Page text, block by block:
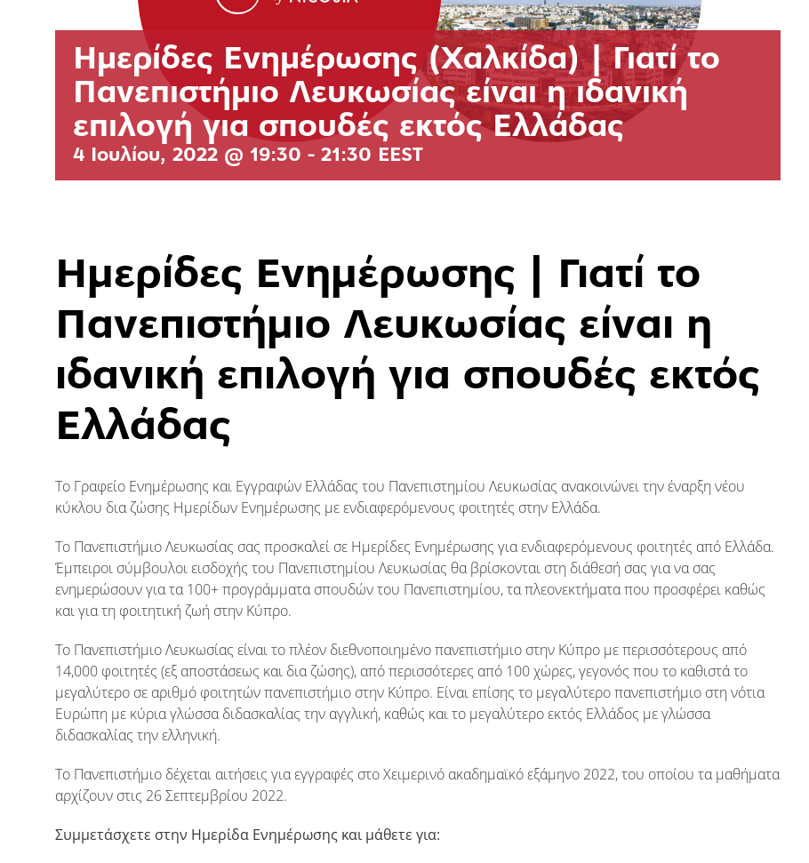
Ημερίδες Ενημέρωσης (Χαλκίδα) | Γιατί το
Πανεπιστήμιο Λευκωσίας είναι η ιδανική
επιλογή για σπουδές εκτός Ελλάδας
4 Ιουλίου, 2022 @ 19:30 - 21:30 EEST
Ημερίδες Ενημέρωσης | Γιατί το
Πανεπιστήμιο Λευκωσίας είναι η
ιδανική επιλογή για σπουδές εκτός
Ελλάδας
Το Γραφείο Ενημέρωσης και Εγγραφών Ελλάδας του Πανεπιστημίου Λευκωσίας ανακοινώνει την έναρξη νέου
κύκλου δια ζώσης Ημερίδων Ενημέρωσης με ενδιαφερόμενους φοιτητές στην Ελλάδα.
Το Πανεπιστήμιο Λευκωσίας σας προσκαλεί σε Ημερίδες Ενημέρωσης για ενδιαφερόμενους φοιτητές από Ελλάδα.
Έμπειροι σύμβουλοι εισδοχής του Πανεπιστημίου Λευκωσίας θα βρίσκονται στη διάθεσή σας για να σας
ενημερώσουν για τα 100+ προγράμματα σπουδών του Πανεπιστημίου, τα πλεονεκτήματα που προσφέρει καθώς
και για τη φοιτητική ζωή στην Κύπρο.
Το Πανεπιστήμιο Λευκωσίας είναι το πλέον διεθνοποιημένο πανεπιστήμιο στην Κύπρο με περισσότερους από
14,000 φοιτητές (εξ αποστάσεως και δια ζώσης), από περισσότερες από 100 χώρες, γεγονός που το καθιστά το
μεγαλύτερο σε αριθμό φοιτητών πανεπιστήμιο στην Κύπρο. Είναι επίσης το μεγαλύτερο πανεπιστήμιο στη νότια
Ευρώπη με κύρια γλώσσα διδασκαλίας την αγγλική, καθώς και το μεγαλύτερο εκτός Ελλάδος με γλώσσα
διδασκαλίας την ελληνική.
Το Πανεπιστήμιο δέχεται αιτήσεις για εγγραφές στο Χειμερινό ακαδημαϊκό εξάμηνο 2022, του οποίου τα μαθήματα
αρχίζουν στις 26 Σεπτεμβρίου 2022.
Συμμετάσχετε στην Ημερίδα Ενημέρωσης και μάθετε για: